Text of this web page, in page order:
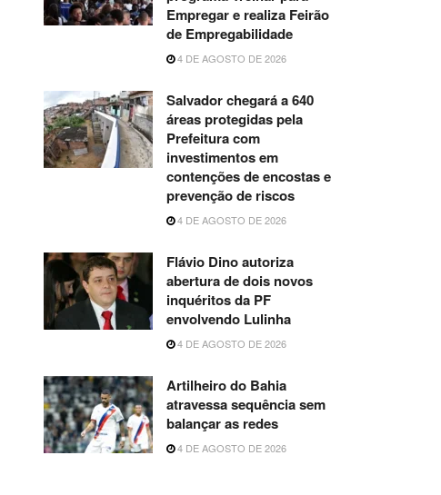
Empregar e realiza Feirão
de Empregabilidade
4 DE AGOSTO DE 2026
Salvador chegará a 640
áreas protegidas pela
Prefeitura com
investimentos em
contenções de encostas e
prevenção de riscos
4 DE AGOSTO DE 2026
Flávio Dino autoriza
abertura de dois novos
inquéritos da PF
envolvendo Lulinha
4 DE AGOSTO DE 2026
Artilheiro do Bahia
atravessa sequência sem
balançar as redes
4 DE AGOSTO DE 2026